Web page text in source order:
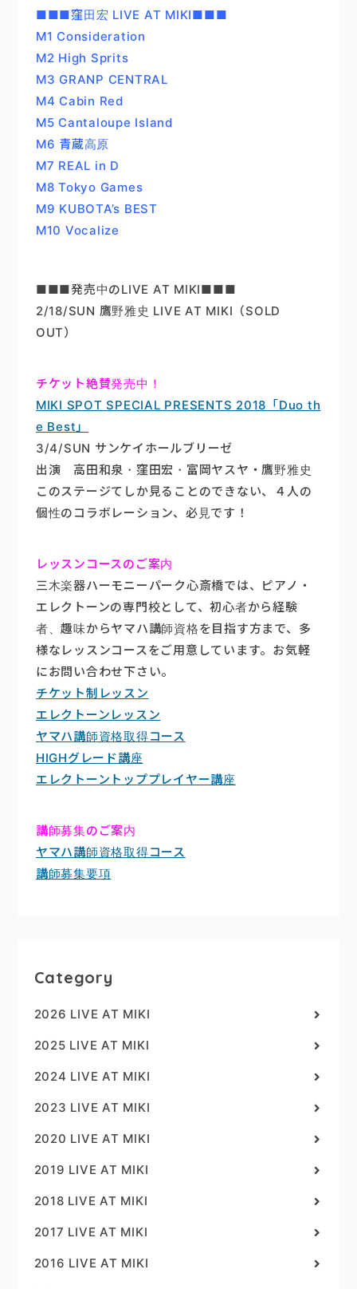
■■■窪田宏 LIVE AT MIKI■■■
M1 Consideration
M2 High Sprits
M3 GRANP CENTRAL
M4 Cabin Red
M5 Cantaloupe Island
M6 青蔵高原
M7 REAL in D
M8 Tokyo Games
M9 KUBOTA’s BEST
M10 Vocalize
■■■発売中のLIVE AT MIKI■■■
2/18/SUN 鷹野雅史 LIVE AT MIKI（SOLD
OUT）
チケット絶賛発売中！
MIKI SPOT SPECIAL PRESENTS 2018「Duo th
e Best」
3/4/SUN サンケイホールブリーゼ
出演 高田和泉・窪田宏・富岡ヤスヤ・鷹野雅史
このステージてしか見ることのできない、４人の
個性のコラボレーション、必見です！
レッスンコースのご案内
三木楽器ハーモニーパーク心斎橋では、ピアノ・
エレクトーンの専門校として、初心者から経験
者、趣味からヤマハ講師資格を目指す方まで、多
様なレッスンコースをご用意しています。お気軽
にお問い合わせ下さい。
チケット制レッスン
エレクトーンレッスン
ヤマハ講師資格取得コース
HIGHグレード講座
エレクトーントッププレイヤー講座
講師募集のご案内
ヤマハ講師資格取得コース
講師募集要項
Category
2026 LIVE AT MIKI
2025 LIVE AT MIKI
2024 LIVE AT MIKI
2023 LIVE AT MIKI
2020 LIVE AT MIKI
2019 LIVE AT MIKI
2018 LIVE AT MIKI
2017 LIVE AT MIKI
2016 LIVE AT MIKI